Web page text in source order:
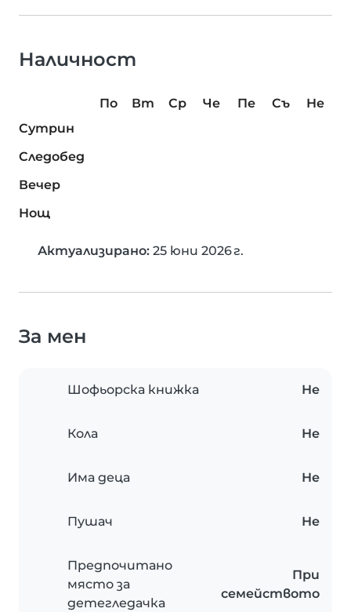
Наличност
По Вт Ср Че Пе Съ
Не
Сутрин
Следобед
Вечер
Нощ
Актуализирано: 25 юни 2026 г.
За мен
Шофьорска книжка Не
Кола Не
Има деца Не
Пушач Не
Предпочитано
място за
детегледачка
При
семейството